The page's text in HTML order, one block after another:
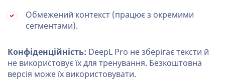
Обмежений контекст (працює з окремими
сегментами).
Конфіденційність: DeepL Pro не зберігає тексти й
не використовує їх для тренування. Безкоштовна
версія може їх використовувати.